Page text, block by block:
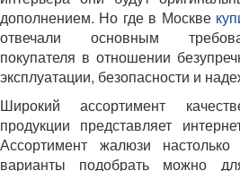
дополнением. Но где в Москве
отвечали основным
покупателя в отношении
эксплуатации, безопасности и
Широкий ассортимент
продукции представляет
Ассортимент жалюзи
варианты подобрать можно